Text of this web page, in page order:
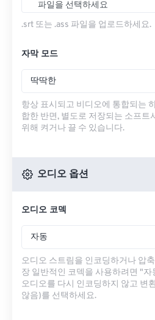
파일을 선택하세요
.srt 또는 .ass 파일을 업로드하세요.
자막 모드
딱딱한
항상 표시되고 비디오에 통합되는
합한 반면, 별도로 저장되는 소프트
위해 켜거나 끌 수 있습니다.
오디오 옵션
오디오 코덱
자동
오디오 스트림을 인코딩하거나 압
장 일반적인 코덱을 사용하려면 "
오디오를 다시 인코딩하지 않고 변
않음)를 선택하세요.